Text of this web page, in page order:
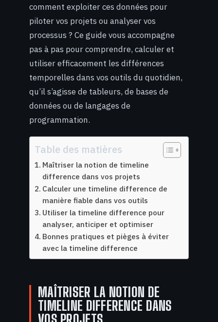
comment exploiter ces données pour
piloter vos projets ou analyser vos
processus ? Ce guide vous accompagne
pas à pas pour comprendre, calculer et
utiliser efficacement les différences
temporelles dans vos outils du quotidien,
qu’il s’agisse de tableurs, de bases de
données ou de langages de
programmation.
Table des matières
Maîtriser la notion de timeline
difference dans vos projets
Calculer une timeline difference de
manière fiable dans vos outils
Utiliser la timeline difference pour
analyser, anticiper et optimiser
Bonnes pratiques et pièges à éviter
avec la timeline difference
MAÎTRISER LA NOTION DE
TIMELINE DIFFERENCE DANS